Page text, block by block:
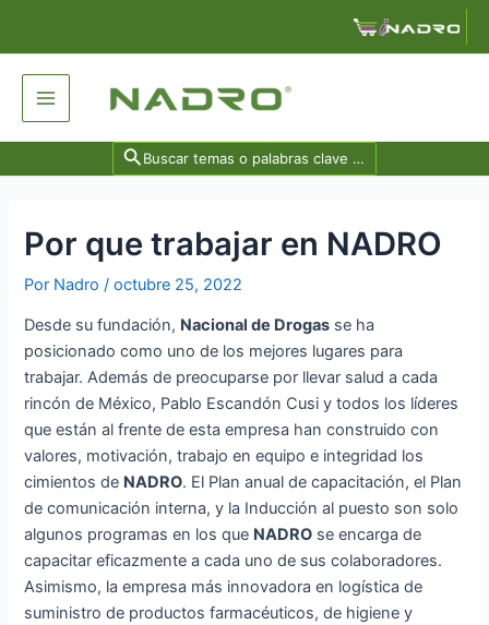
Main
Menu
Search
for:
Por que trabajar en NADRO
Por Nadro/octubre 25, 2022
Desde su fundación, Nacional de Drogas se ha
posicionado como uno de los mejores lugares para
trabajar. Además de preocuparse por llevar salud a cada
rincón de México, Pablo Escandón Cusi y todos los líderes
que están al frente de esta empresa han construido con
valores, motivación, trabajo en equipo e integridad los
cimientos de NADRO. El Plan anual de capacitación, el Plan
de comunicación interna, y la Inducción al puesto son solo
algunos programas en los que NADRO se encarga de
capacitar eficazmente a cada uno de sus colaboradores.
Asimismo, la empresa más innovadora en logística de
suministro de productos farmacéuticos, de higiene y